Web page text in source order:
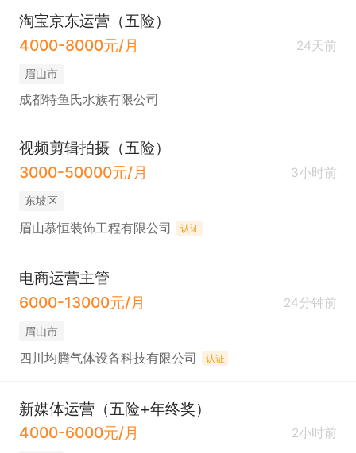
淘宝京东运营（五险）
4000-8000元/月
24天前
眉山市
成都特鱼氏水族有限公司
视频剪辑拍摄（五险）
3000-50000元/月
3小时前
东坡区
眉山慕恒装饰工程有限公司 认证
电商运营主管
6000-13000元/月
24分钟前
眉山市
四川均腾气体设备科技有限公司 认证
新媒体运营（五险+年终奖）
4000-6000元/月
2小时前